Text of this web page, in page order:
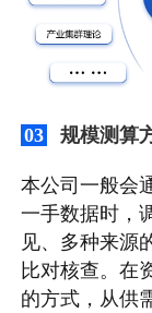
03 规模测算
本公司一般会
一手数据时，
见、多种来源
比对核查。在
的方式，从供